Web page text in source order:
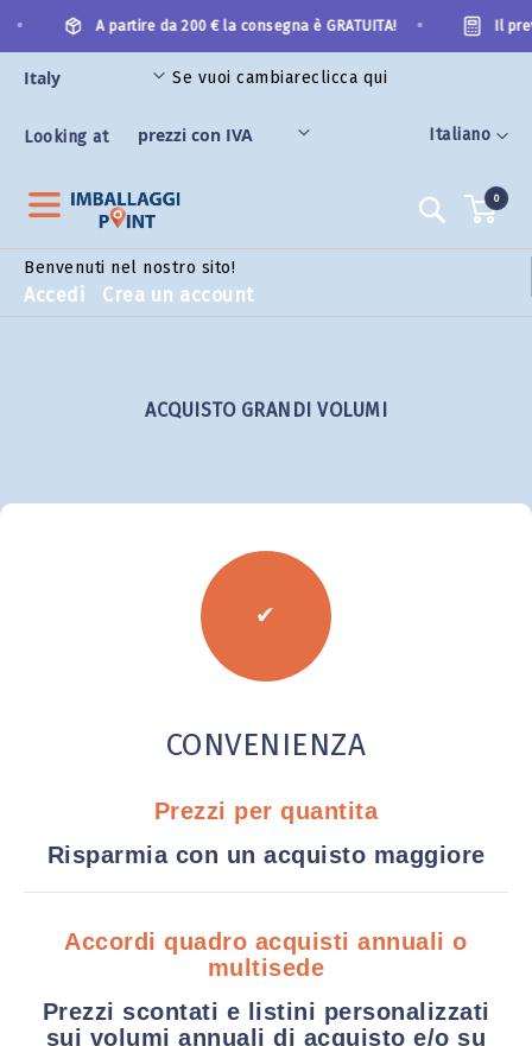
contenuto
Lingua
Italiano
A partire da 200 € la consegna è GRATUITA! Il
Se vuoi cambiareclicca qui
Looking at
Search
Benvenuti nel nostro sito!
Accedi Crea un account
0
ACQUISTO GRANDI VOLUMI
✔
CONVENIENZA
Prezzi per quantita
Risparmia con un acquisto maggiore
Accordi quadro acquisti annuali o
multisede
Prezzi scontati e listini personalizzati
sui volumi annuali di acquisto e/o su